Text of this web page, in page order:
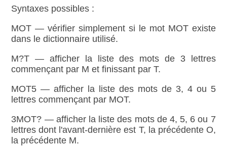
Syntaxes possibles :
MOT — vérifier simplement si le mot MOT existe
dans le dictionnaire utilisé.
M?T — afficher la liste des mots de 3 lettres
commençant par M et finissant par T.
MOT5 — afficher la liste des mots de 3, 4 ou 5
lettres commençant par MOT.
3MOT? — afficher la liste des mots de 4, 5, 6 ou 7
lettres dont l'avant‑dernière est T, la précédente O,
la précédente M.